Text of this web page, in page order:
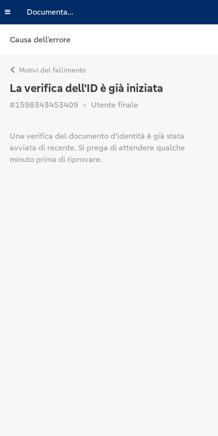
Documentazione
Causa dell’errore
Motivi del fallimento
La verifica dell'ID è già iniziata
#1598343453409 Utente finale
Una verifica del documento d'identità è già stata
avviata di recente. Si prega di attendere qualche
minuto prima di riprovare.